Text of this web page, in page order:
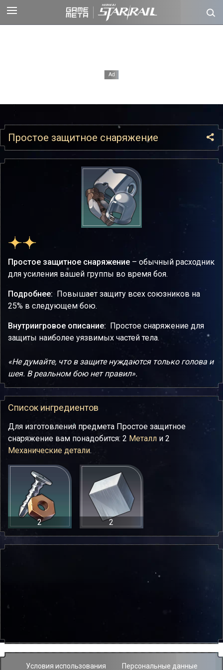
Простое защитное снаряжение
Простое защитное снаряжение – обычный расходник
для усиления вашей группы во время боя.
Подробнее: Повышает защиту всех союзников на
25% в следующем бою.
Внутриигровое описание: Простое снаряжение для
защиты наиболее уязвимых частей тела.
«Не думайте, что в защите нуждаются только голова и
шея. В реальном бою нет правил».
Список ингредиентов
Для изготовления предмета Простое защитное
снаряжение вам понадобится: 2 Металл и 2
Механические детали.
2 2
Условия использования Персональные данные